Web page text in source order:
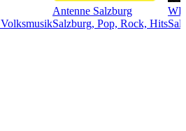
Antenne Salzburg
Salzburg, Pop, Rock, Hits